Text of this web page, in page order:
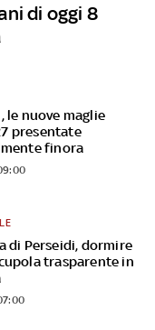
di oggi 8
le nuove maglie
presentate
finora
di Perseidi, dormire
trasparente in